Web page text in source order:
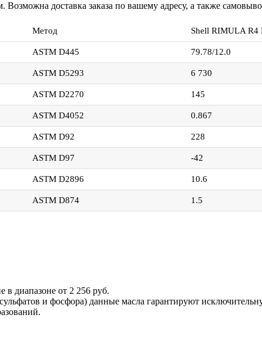
доставка заказа по вашему адресу, а также
Метод Shell RIMULA R4
ASTM D445 79.78/12.0
ASTM D5293 6 730
ASTM D2270 145
ASTM D4052 0.867
ASTM D92 228
ASTM D97 -42
ASTM D2896 10.6
ASTM D874 1.5
в диапазоне от 2 256 руб.
и фосфора) данные масла гарантируют